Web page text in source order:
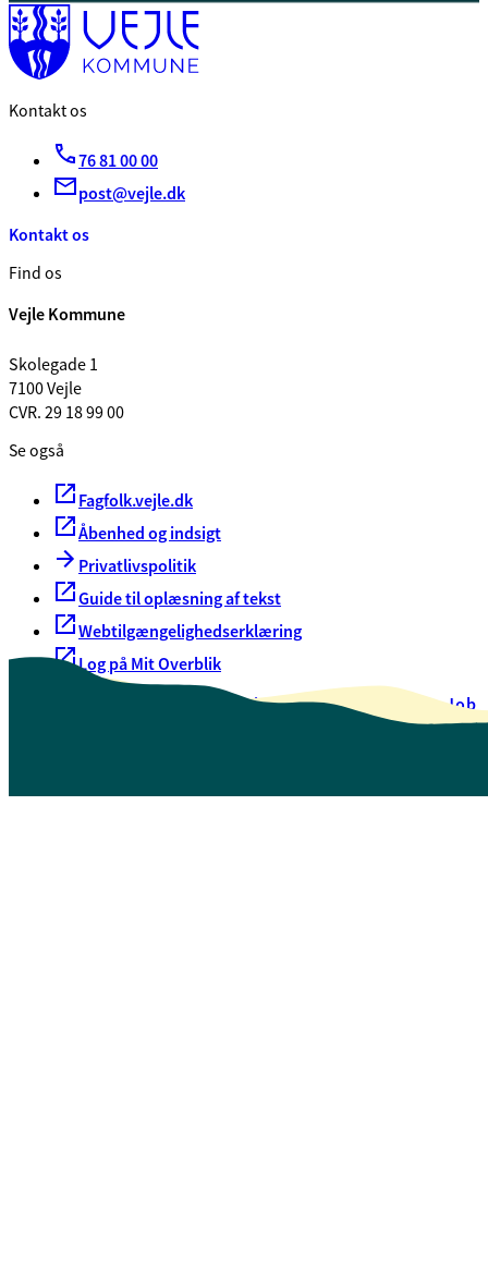
Kontakt os
76 81 00 00
post@vejle.dk
Kontakt os
Find os
Vejle Kommune
Skolegade 1
7100 Vejle
CVR. 29 18 99 00
Se også
Fagfolk.vejle.dk
Åbenhed og indsigt
Privatlivspolitik
Guide til oplæsning af tekst
Webtilgængelighedserklæring
Log på Mit Overblik
Oversigt over selvbetjeningJob